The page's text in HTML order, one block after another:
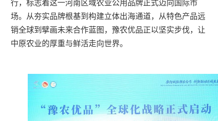
行，标志着这一河南区域农业公用品牌正式迈向国际市
场。从夯实品牌根基到构建立体出海通道，从特色产品远
销全球到擘画未来合作蓝图，豫农优品正以坚实步伐，让
中原农业的厚重与鲜活走向世界。